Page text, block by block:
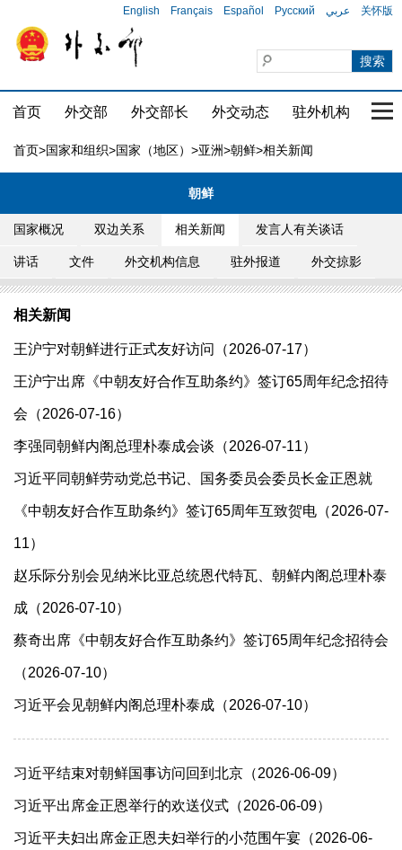
English Français Español Русский عربي 关怀版
首页 外交部 外交部长 外交动态 驻外机构 国
首页>国家和组织>国家（地区） >亚洲>朝鲜>相关新闻
朝鲜
国家概况 双边关系 相关新闻 发言人有关谈话
讲话 文件 外交机构信息 驻外报道 外交掠影
相关新闻
王沪宁对朝鲜进行正式友好访问（2026-07-17）
王沪宁出席《中朝友好合作互助条约》签订65周年纪念招待
会（2026-07-16）
李强同朝鲜内阁总理朴泰成会谈（2026-07-11）
习近平同朝鲜劳动党总书记、国务委员会委员长金正恩就
《中朝友好合作互助条约》签订65周年互致贺电（2026-07-
11）
赵乐际分别会见纳米比亚总统恩代特瓦、朝鲜内阁总理朴泰
成（2026-07-10）
蔡奇出席《中朝友好合作互助条约》签订65周年纪念招待会
（2026-07-10）
习近平会见朝鲜内阁总理朴泰成（2026-07-10）
习近平结束对朝鲜国事访问回到北京（2026-06-09）
习近平出席金正恩举行的欢送仪式（2026-06-09）
习近平夫妇出席金正恩夫妇举行的小范围午宴（2026-06-